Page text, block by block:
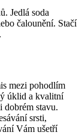
Jedlá soda
čalounění. Stačí
mezi pohodlím
úklid a kvalitní
dobrém stavu.
srsti,
Vám ušetří